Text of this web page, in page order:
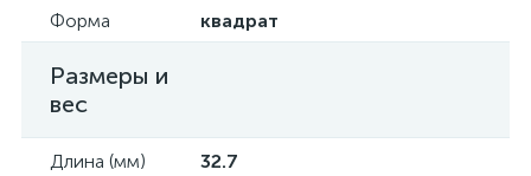
Форма
квадрат
Размеры и
вес
Длина (мм) 32.7